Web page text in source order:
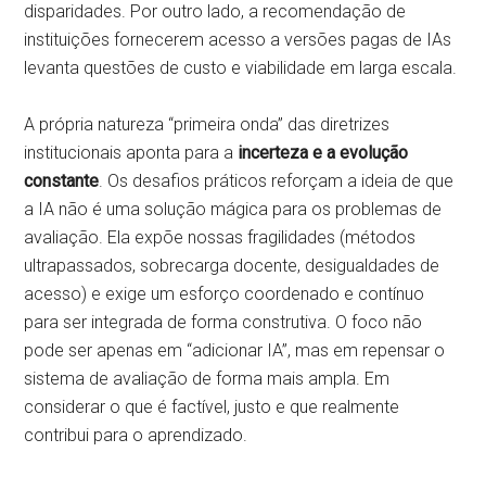
disparidades. Por outro lado, a recomendação de
instituições fornecerem acesso a versões pagas de IAs
levanta questões de custo e viabilidade em larga escala.
A própria natureza “primeira onda” das diretrizes
institucionais aponta para a incerteza e a evolução
constante. Os desafios práticos reforçam a ideia de que
a IA não é uma solução mágica para os problemas de
avaliação. Ela expõe nossas fragilidades (métodos
ultrapassados, sobrecarga docente, desigualdades de
acesso) e exige um esforço coordenado e contínuo
para ser integrada de forma construtiva. O foco não
pode ser apenas em “adicionar IA”, mas em repensar o
sistema de avaliação de forma mais ampla. Em
considerar o que é factível, justo e que realmente
contribui para o aprendizado.